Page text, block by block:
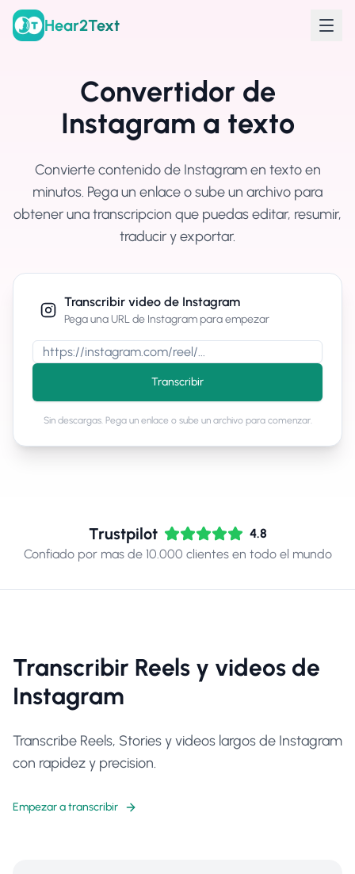
Hear2Text
Convertidor de
Instagram a texto
Convierte contenido de Instagram en texto en
minutos. Pega un enlace o sube un archivo para
obtener una transcripcion que puedas editar, resumir,
traducir y exportar.
Transcribir video de Instagram
Pega una URL de Instagram para empezar
Transcribir
Sin descargas. Pega un enlace o sube un archivo para comenzar.
Trustpilot
4.8
Confiado por mas de 10.000 clientes en todo el mundo
Transcribir Reels y videos de
Instagram
Transcribe Reels, Stories y videos largos de Instagram
con rapidez y precision.
Empezar a transcribir